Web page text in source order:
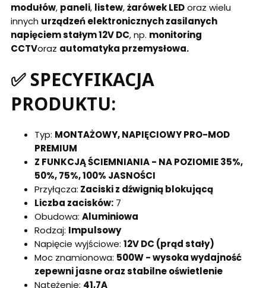
modułów, paneli, listew,żarówek LEDoraz wielu
innych urządzeń elektronicznych zasilanych
napięciem stałym 12V DC, np. monitoring
CCTVoraz automatyka przemysłowa.
✅ SPECYFIKACJA
PRODUKTU:
Typ: MONTAŻOWY, NAPIĘCIOWY PRO-MOD
PREMIUM
Z FUNKCJĄ ŚCIEMNIANIA - NA POZIOMIE 35%,
50%, 75%, 100% JASNOŚCI
Przyłącza: Zaciski z dźwignią blokującą
Liczba zacisków: 7
Obudowa: Aluminiowa
Rodzaj: Impulsowy
Napięcie wyjściowe: 12V DC (prąd stały)
Moc znamionowa: 500W - wysoka wydajność
zepewni jasne oraz stabilne oświetlenie
Natężenie: 41,7A